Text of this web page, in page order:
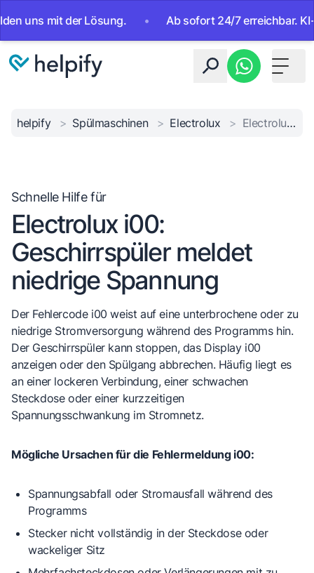
mit der Lösung. • Ab sofort 24/7 erreichbar. KI-
Toggle
helpify > Spülmaschinen > Electrolux > Electrolux i00 Stromfehler
Schnelle Hilfe für
Electrolux i00:
Geschirrspüler meldet
niedrige Spannung
Der Fehlercode i00 weist auf eine unterbrochene oder zu
niedrige Stromversorgung während des Programms hin.
Der Geschirrspüler kann stoppen, das Display i00
anzeigen oder den Spülgang abbrechen. Häufig liegt es
an einer lockeren Verbindung, einer schwachen
Steckdose oder einer kurzzeitigen
Spannungsschwankung im Stromnetz.
Mögliche Ursachen für die Fehlermeldung i00:
Spannungsabfall oder Stromausfall während des
Programms
Stecker nicht vollständig in der Steckdoseoder
wackeliger Sitz